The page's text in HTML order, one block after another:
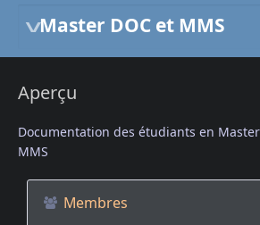
Master DOC et MMS
Aperçu
Documentation des étudiants en
MMS
Membres